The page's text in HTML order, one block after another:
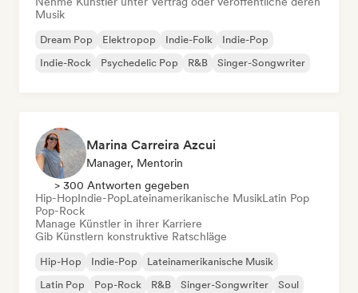
Musik
Dream Pop Elektropop Indie-Folk
Indie-Pop
Indie-Rock
Psychedelic Pop R&B Singer-Songwriter
Marina Carreira Azcui
Manager, Mentorin
> 300 Antworten gegeben
Hip-HopIndie-PopLateinamerikanische MusikLatin Pop
Pop-Rock
Manage Künstler in ihrer Karriere
Gib Künstlern konstruktive Ratschläge
Hip-Hop Indie-Pop
Lateinamerikanische Musik
Latin Pop
Pop-Rock R&B Singer-Songwriter Soul